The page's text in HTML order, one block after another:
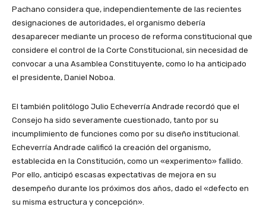
Pachano considera que, independientemente de las recientes
designaciones de autoridades, el organismo debería
desaparecer mediante un proceso de reforma constitucional que
considere el control de la Corte Constitucional, sin necesidad de
convocar a una Asamblea Constituyente, como lo ha anticipado
el presidente, Daniel Noboa.
El también politólogo Julio Echeverría Andrade recordó que el
Consejo ha sido severamente cuestionado, tanto por su
incumplimiento de funciones como por su diseño institucional.
Echeverría Andrade calificó la creación del organismo,
establecida en la Constitución, como un «experimento» fallido.
Por ello, anticipó escasas expectativas de mejora en su
desempeño durante los próximos dos años, dado el «defecto en
su misma estructura y concepción».